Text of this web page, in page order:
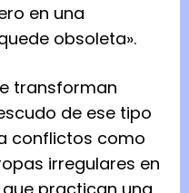
en una
obsoleta».
transforman
de ese tipo
conflictos como
irregulares en